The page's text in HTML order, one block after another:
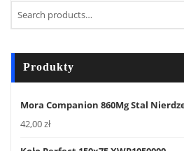
Produkty
Mora Companion 860Mg Stal
42,00zł